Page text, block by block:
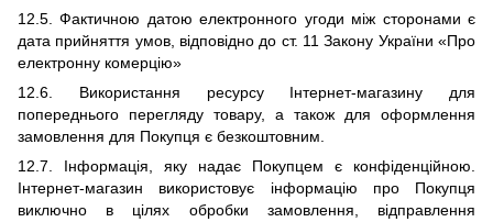
12 .5. Фактичною датою електронного угоди між сторонами є
дата прийняття умов, відповідно до ст. 11 Закону України «Про
електронну комерцію»
12 .6. Використання ресурсу Інтернет-магазину для
попереднього перегляду товару, а також для оформлення
замовлення для Покупця є безкоштовним.
12 .7. Інформація, яку надає Покупцем є конфіденційною.
Інтернет-магазин використовує інформацію про Покупця
виключно в цілях обробки замовлення, відправлення